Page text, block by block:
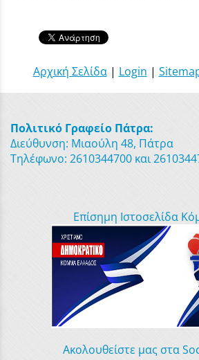
Αρχική Σελίδα| Login |
Πολιτικό Γραφείο Πάτρα:
Διεύθυνση: Μιαούλη 48, Πάτρα
Τηλέφωνο: 2610344700 και
Επίσημη Ιστοσελίδα
Ακολουθείστε μας στα